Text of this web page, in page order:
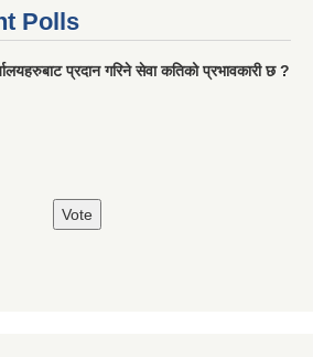
Polls
प्रदान गरिने सेवा कतिको प्रभावकारी छ ?